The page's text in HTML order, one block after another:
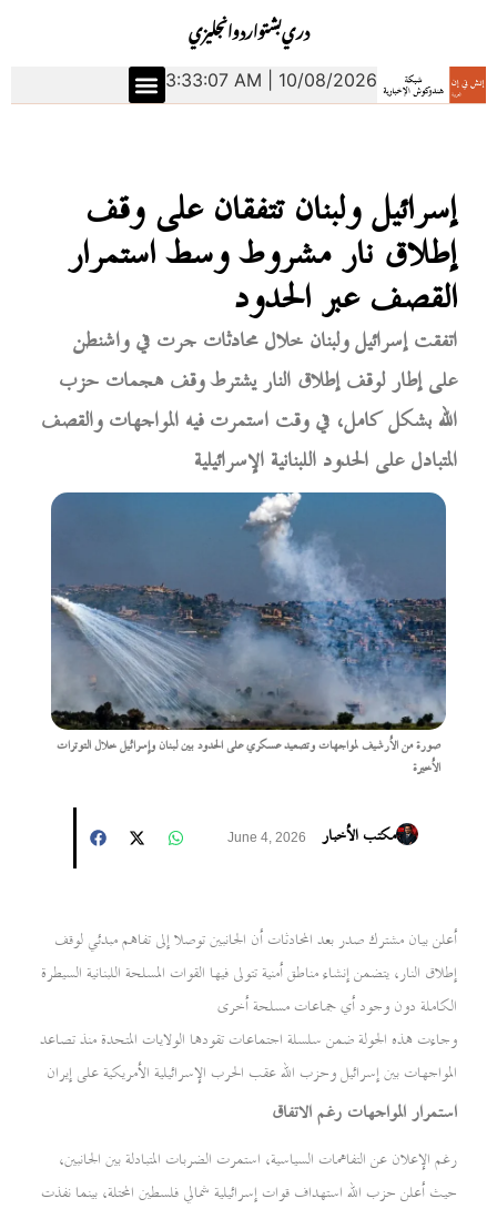
انجليزياردوبشتودري
3:33:08 AM | 10/08/2026
إسرائيل ولبنان تتفقان على وقف
إطلاق نار مشروط وسط استمرار
القصف عبر الحدود
اتفقت إسرائيل ولبنان خلال محادثات جرت في واشنطن
على إطار لوقف إطلاق النار يشترط وقف هجمات حزب
الله بشكل كامل، في وقت استمرت فيه المواجهات والقصف
المتبادل على الحدود اللبنانية الإسرائيلية
صورة من الأرشيف لمواجهات وتصعيد عسكري على الحدود بين لبنان وإسرائيل خلال التوترات
الأخيرة
مكتب الأخبار June 4, 2026
أعلن بيان مشترك صدر بعد المحادثات أن الجانبين توصلا إلى تفاهم مبدئي لوقف
إطلاق النار، يتضمن إنشاء مناطق أمنية تتولى فيها القوات المسلحة اللبنانية السيطرة
الكاملة دون وجود أي جماعات مسلحة أخرى
وجاءت هذه الجولة ضمن سلسلة اجتماعات تقودها الولايات المتحدة منذ تصاعد
المواجهات بين إسرائيل وحزب الله عقب الحرب الإسرائيلية الأمريكية على إيران
استمرار المواجهات رغم الاتفاق
رغم الإعلان عن التفاهمات السياسية، استمرت الضربات المتبادلة بين الجانبين،
حيث أعلن حزب الله استهداف قوات إسرائيلية شمالي فلسطين المحتلة، بينما نفذت